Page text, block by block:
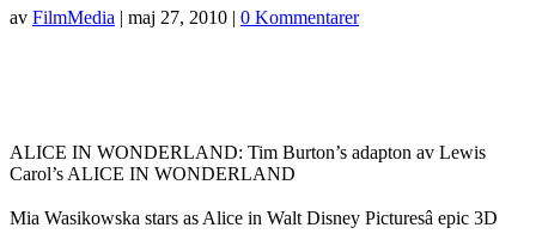
av FilmMedia | maj 27, 2010 | 0 Kommentarer
ALICE IN WONDERLAND: Tim Burton’s adapton av Lewis
Carol’s ALICE IN WONDERLAND
Mia Wasikowska stars as Alice in Walt Disney Picturesâ epic 3D